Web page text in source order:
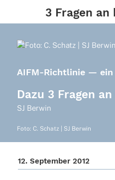
3 Fragen an
AIFM-Richtlinie —
Dazu 3 Fragen
SJ Berwin
Foto: C. Schatz | SJ Berwin
12. Septem­ber 2012